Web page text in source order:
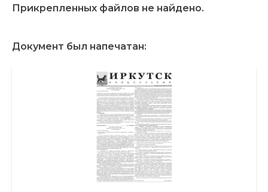
Прикрепленных файлов не найдено.
Документ был напечатан: